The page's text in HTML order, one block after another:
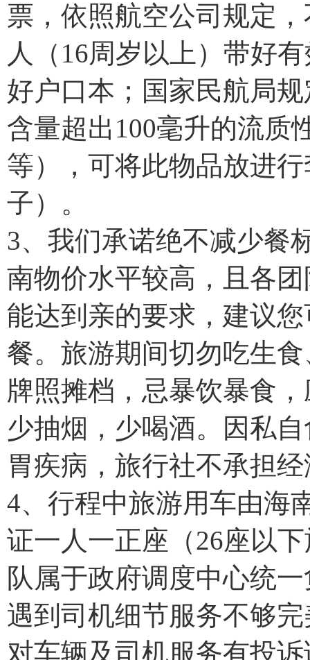
票，依照航空公司规定
人（16周岁以上）带好
好户口本；国家民航局
含量超出100毫升的流质
等），可将此物品放进
子）。
3、我们承诺绝不减少餐
南物价水平较高，且各
能达到亲的要求，建议
餐。旅游期间切勿吃生
牌照摊档，忌暴饮暴食
少抽烟，少喝酒。因私
胃疾病，旅行社不承担
4、行程中旅游用车由海
证一人一正座（26座以
队属于政府调度中心统
遇到司机细节服务不够
对车辆及司机服务有投